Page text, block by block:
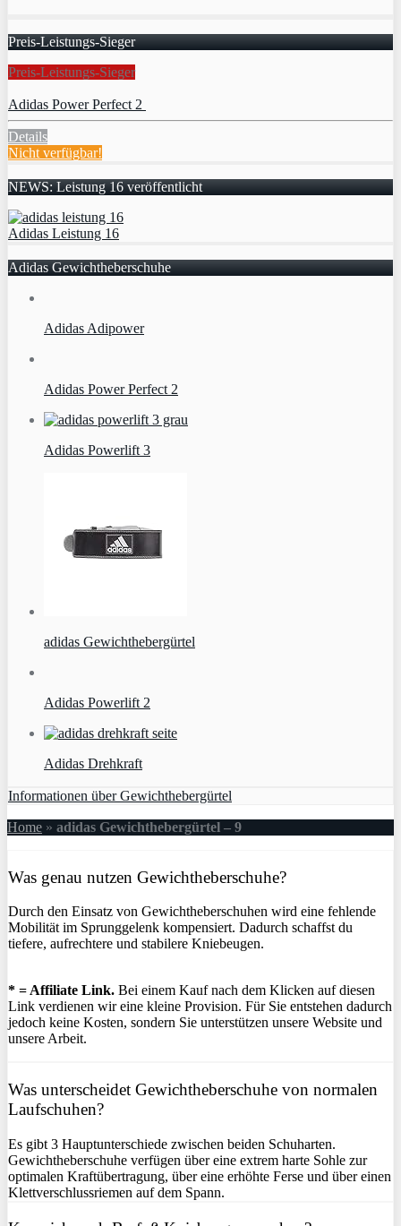
Preis-Leistungs-Sieger
Preis-Leistungs-Sieger
Adidas Power Perfect 2
Details
Nicht verfügbar!
NEWS: Leistung 16 veröffentlicht
Adidas Leistung 16
Adidas Gewichtheberschuhe
Adidas Adipower
Adidas Power Perfect 2
Adidas Powerlift 3
adidas Gewichthebergürtel
Adidas Powerlift 2
Adidas Drehkraft
Informationen über Gewichthebergürtel
Home » adidas Gewichthebergürtel – 9
Was genau nutzen Gewichtheberschuhe?
Durch den Einsatz von Gewichtheberschuhen wird eine fehlende
Mobilität im Sprunggelenk kompensiert. Dadurch schaffst du
tiefere, aufrechtere und stabilere Kniebeugen.
* = Affiliate Link. Bei einem Kauf nach dem Klicken auf diesen
Link verdienen wir eine kleine Provision. Für Sie entstehen dadurch
jedoch keine Kosten, sondern Sie unterstützen unsere Website und
unsere Arbeit.
Was unterscheidet Gewichtheberschuhe von normalen
Laufschuhen?
Es gibt 3 Hauptunterschiede zwischen beiden Schuharten.
Gewichtheberschuhe verfügen über eine extrem harte Sohle zur
optimalen Kraftübertragung, über eine erhöhte Ferse und über einen
Klettverschlussriemen auf dem Spann.